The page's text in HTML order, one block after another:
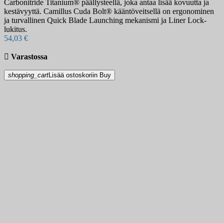
Carbonitride Titanium® päällysteellä, joka antaa lisää kovuutta ja
kestävyyttä. Camillus Cuda Bolt® kääntöveitsellä on ergonominen
ja turvallinen Quick Blade Launching mekanismi ja Liner Lock-
lukitus.
54,03 €
 Varastossa
shopping_cartLisää ostoskoriin Buy